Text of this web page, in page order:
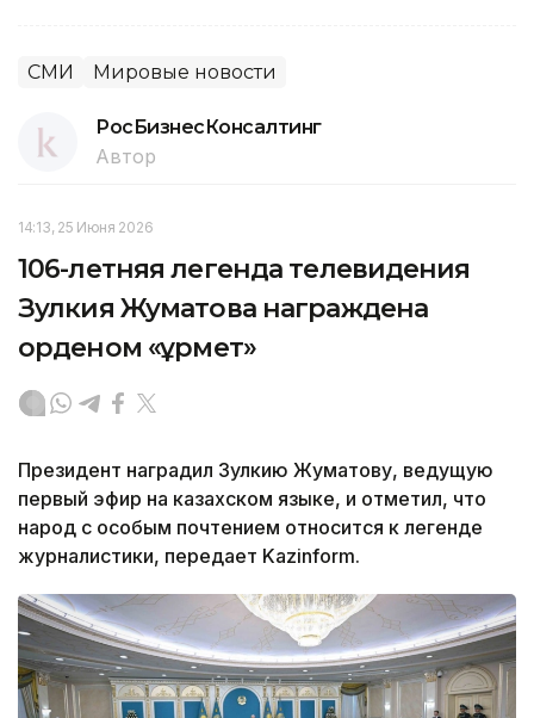
СМИ Мировые новости
РосБизнесКонсалтинг
Автор
14:13, 25 Июня 2026
106-летняя легенда телевидения
Зулкия Жуматова награждена
орденом «Құрмет»
Президент наградил Зулкию Жуматову, ведущую
первый эфир на казахском языке, и отметил, что
народ с особым почтением относится к легенде
журналистики, передает Kazinform.